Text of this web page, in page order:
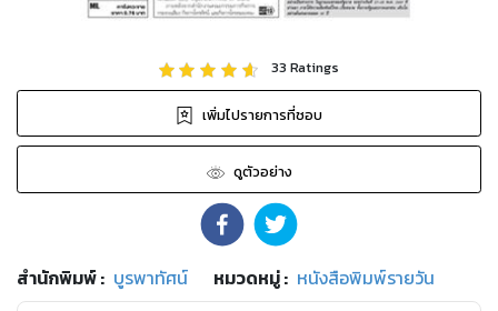
33 Ratings
เพิ่มไปรายการที่ชอบ
ดูตัวอย่าง
สำนักพิมพ์: บูรพาทัศน์ หมวดหมู่: หนังสือพิมพ์รายวัน